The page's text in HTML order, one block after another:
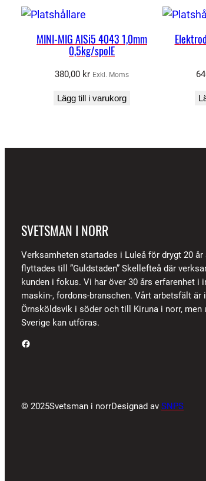
MINI-MIG AlSi5 4043 1,0mm
0,5kg/spolE
380,00 kr Exkl. Moms
Lägg till i varukorg
SVETSMAN I NORR
Verksamheten startades i Luleå för drygt 20
flyttades till ”Guldstaden” Skellefteå där
kunden i fokus. Vi har över 30 års erfarenhet i
maskin-, fordons-branschen. Vårt arbetsfält är
Örnsköldsvik i söder och till Kiruna i norr, men
Sverige kan utföras.
Facebook
© 2025Svetsman i norrDesignad av SNPS